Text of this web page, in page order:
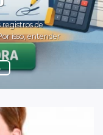
de
isso, entender